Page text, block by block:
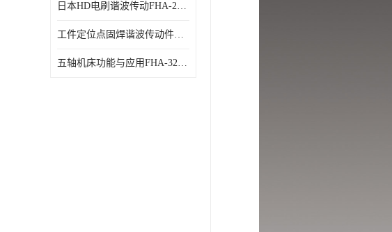
日本HD电刷谐波传动FHA-25C-50-E250-C
工件定位点固焊谐波传动件哈默纳科CSF-45-100-2UH
五轴机床功能与应用FHA-32C-50-US250